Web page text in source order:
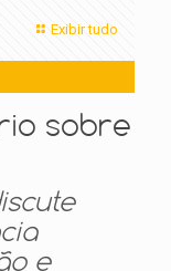
Exibir tudo
sobre
e